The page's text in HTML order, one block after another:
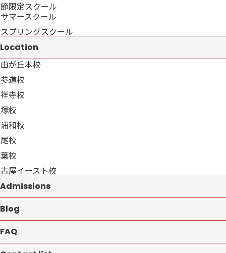
限定スクール
マースクール
プリングスクール
Location
が丘本校
道校
寺校
校
和校
校
校
屋イースト校
Admissions
Blog
FAQ